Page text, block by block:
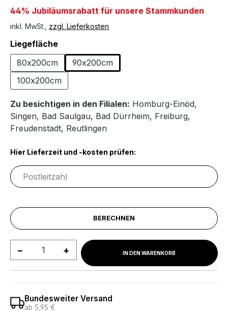
44% Jubiläumsrabatt für unsere Stammkunden
inkl. MwSt., zzgl. Lieferkosten
Liegeflächeauswählen
80x200cm
90x200cm
100x200cm
Zu besichtigen in den Filialen: Homburg-Einöd,
Singen, Bad Saulgau, Bad Dürrheim, Freiburg,
Freudenstadt, Reutlingen
Hier Lieferzeit und -kosten prüfen:
BERECHNEN
Produkt Anzahl: Gib denIN DEN WARENKORB
Bundesweiter Versand
ab 5,95 €